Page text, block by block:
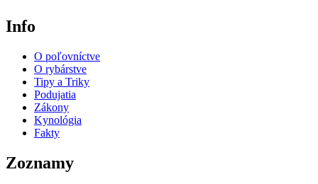
Info
O poľovníctve
O rybárstve
Tipy a Triky
Podujatia
Zákony
Kynológia
Fakty
Zoznamy